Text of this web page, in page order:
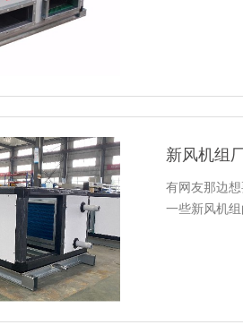
新风机组
有网友那边
一些新风机